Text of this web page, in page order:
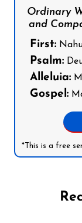
Ordinary
and
First:
Psalm:
Alleluia:
Gospel:
*This is a free